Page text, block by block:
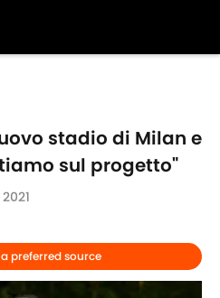
stadio di Milan e
sul progetto"
preferred source